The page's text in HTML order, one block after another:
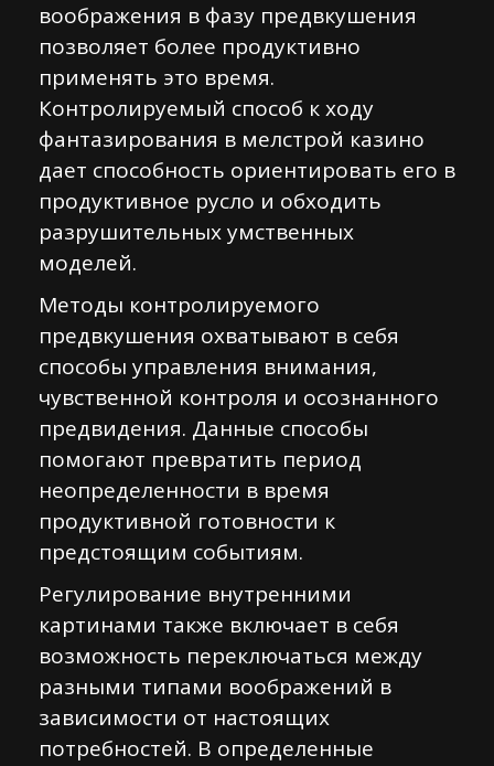
воображения в фазу предвкушения
позволяет более продуктивно
применять это время.
Контролируемый способ к ходу
фантазирования в мелстрой казино
дает способность ориентировать его в
продуктивное русло и обходить
разрушительных умственных
моделей.
Методы контролируемого
предвкушения охватывают в себя
способы управления внимания,
чувственной контроля и осознанного
предвидения. Данные способы
помогают превратить период
неопределенности в время
продуктивной готовности к
предстоящим событиям.
Регулирование внутренними
картинами также включает в себя
возможность переключаться между
разными типами воображений в
зависимости от настоящих
потребностей. В определенные